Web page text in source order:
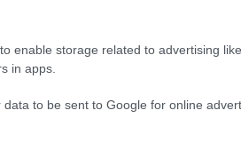
enable storage related to advertising
in apps.
to be sent to Google for online
| 29.06.2026 12:20